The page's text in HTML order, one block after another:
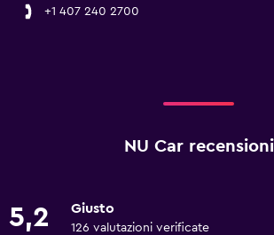
+1 407 240 2700
NU Car recensioni
5,2 Giusto
126 valutazioni verificate